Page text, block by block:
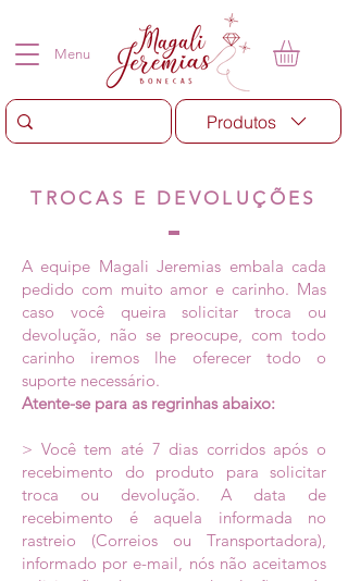
Menu
Produtos
TROCAS E DEVOLUÇÕES
A equipe Magali Jeremias embala cada
pedido com muito amor e carinho. Mas
caso você queira solicitar troca ou
devolução, não se preocupe, com todo
carinho iremos lhe oferecer todo o
suporte necessário.
Atente-se para as regrinhas abaixo:
> Você tem até 7 dias corridos após o
recebimento do produto para solicitar
troca ou devolução. A data de
recebimento é aquela informada no
rastreio (Correios ou Transportadora),
informado por e-mail, nós não aceitamos